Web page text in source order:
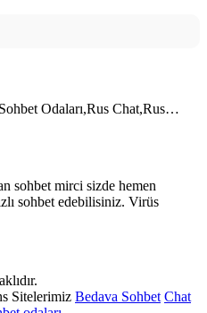
Odaları,Rus Chat,Rus…
sohbet mirci sizde hemen
sohbet edebilisiniz. Virüs
Sitelerimiz Bedava Sohbet Chat